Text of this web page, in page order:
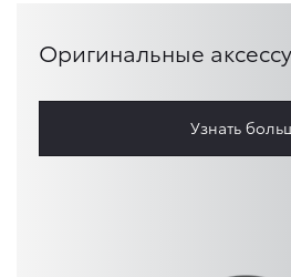
Оригинальные
Узнать